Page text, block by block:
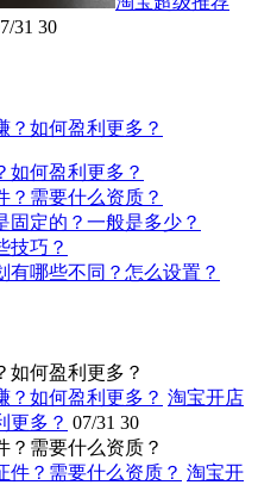
31 30
如何盈利更多？
？需要什么资质？
固定的？一般是多少？
技巧？
有哪些不同？怎么设置？
如何盈利更多？
淘宝开店
更多？ 07/31 30
？需要什么资质？
淘宝开